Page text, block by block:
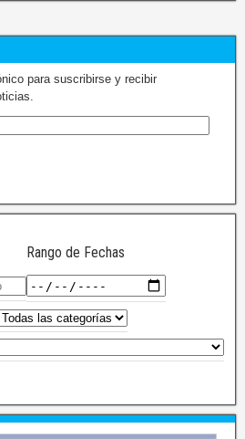
para suscribirse y recibir
Rango de Fechas